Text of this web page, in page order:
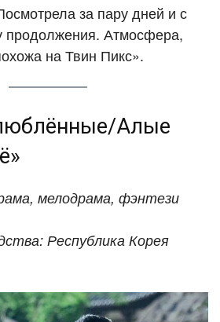
за пару дней и с
продолжения. Атмосфера,
на Твин Пикс».
Алые
мелодрама, фэнтези
Республика Корея